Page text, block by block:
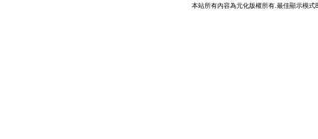
本站所有內容為元化版權所有.最佳顯示模